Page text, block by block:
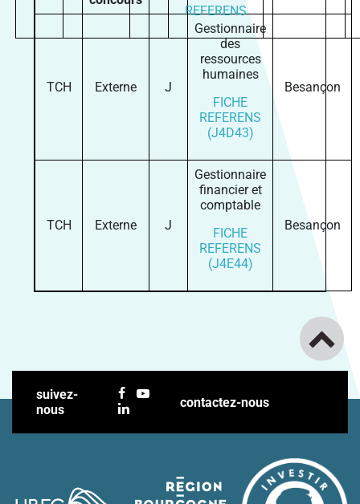
REFERENS
TCH Externe J
Gestionnaire
des
ressources
humaines
FICHE
REFERENS
(J4D43)
Besançon
TCH Externe J
Gestionnaire
financier et
comptable
FICHE
REFERENS
(J4E44)
Besançon
suivez-
nous
contactez-nous